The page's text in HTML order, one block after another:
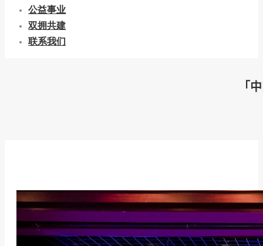
公益事业
双拥共建
联系我们
「